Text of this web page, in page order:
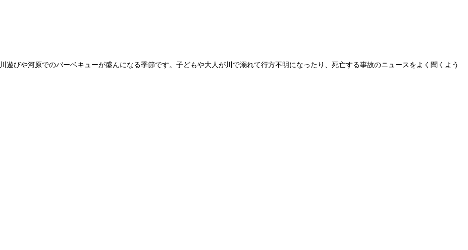
遊びや河原でのバーベキューが盛んになる季節です。子どもや大人が川で溺れて行方不明になったり、死亡する事故のニュースをよく聞くよう